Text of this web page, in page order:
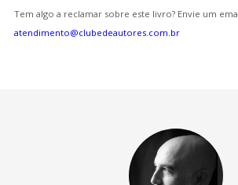
Tem algo a reclamar sobre este livro? Envie um
atendimento@clubedeautores.com.br